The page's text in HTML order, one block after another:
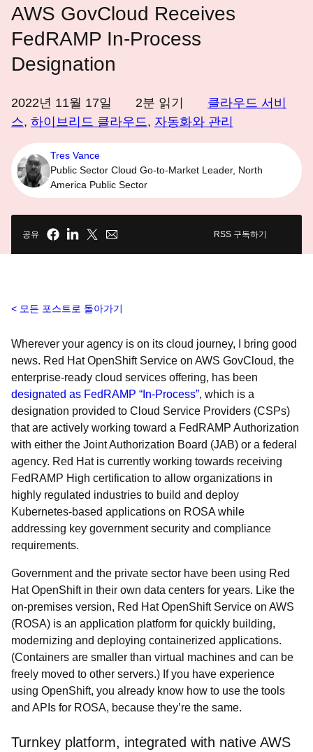
AWS GovCloud Receives
FedRAMP In-Process
Designation
2022년 11월 17일 2분 읽기
클라우드 서비
스, 하이브리드 클라우드, 자동화와 관리
Tres Vance
Public Sector Cloud Go-to-Market Leader, North
America Public Sector
공유 RSS 구독하기
모든 포스트로 돌아가기
Wherever your agency is on its cloud journey, I bring good
news. Red Hat OpenShift Service on AWS GovCloud, the
enterprise-ready cloud services offering, has been
designated as FedRAMP “In-Process”, which is a
designation provided to Cloud Service Providers (CSPs)
that are actively working toward a FedRAMP Authorization
with either the Joint Authorization Board (JAB) or a federal
agency. Red Hat is currently working towards receiving
FedRAMP High certification to allow organizations in
highly regulated industries to build and deploy
Kubernetes-based applications on ROSA while
addressing key government security and compliance
requirements.
Government and the private sector have been using Red
Hat OpenShift in their own data centers for years. Like the
on-premises version, Red Hat OpenShift Service on AWS
(ROSA) is an application platform for quickly building,
modernizing and deploying containerized applications.
(Containers are smaller than virtual machines and can be
freely moved to other servers.) If you have experience
using OpenShift, you already know how to use the tools
and APIs for ROSA, because they’re the same.
Turnkey platform, integrated with native AWS